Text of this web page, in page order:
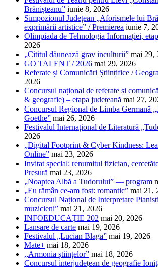
Brănișteanu” iunie 8, 2026
Simpozionul Județean „Aforismele lui
exprimării artistice” / Premierea iunie 7,
Olimpiada de Tehnologia Informației,
2026
„Cititul dăunează grav inculturii” mai 29,
GO TALENT / 2026 mai 29, 2026
Referate și Comunicări Științifice /
2026
Concursul național de referate și
& geografie) – etapa județeană mai 27,
Concursul Regional de Limba Germană
Goethe” mai 26, 2026
Festivalul Internațional de Literatură
2026
„Digital Footprint & Cyber Kindness:
Online” mai 23, 2026
Invitat special: renumitul fizician,
Presură mai 23, 2026
„Noaptea Albă a Tudorului” — program
„Eu rămân ce-am fost: romantic” mai 21,
Concursul Național de Interpretare
muzicieni” mai 21, 2026
INFOEDUCAȚIE 202 mai 20, 2026
Lansare de carte mai 19, 2026
Festivalul „Lucian Blaga” mai 19, 2026
Mate+ mai 18, 2026
,,Armonia științelor” mai 18, 2026
Concursul interjudețean de geografie